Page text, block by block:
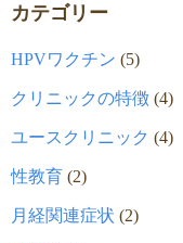
カテゴリー
HPVワクチン (5)
クリニックの特徴 (4)
ユースクリニック (4)
性教育 (2)
月経関連症状 (2)